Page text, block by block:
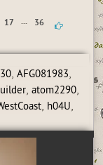
17 ... 36
,AFG081983,
,atom2290,
, h04U,